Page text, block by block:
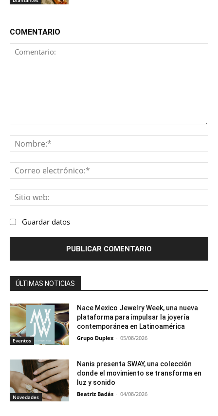
COMENTARIO
Guardar datos
ÚLTIMAS NOTICIAS
Eventos
Nace Mexico Jewelry Week, una nueva
plataforma para impulsar la joyería
contemporánea en Latinoamérica
Grupo Duplex - 05/08/2026
Novedades
Nanis presenta SWAY, una colección
donde el movimiento se transforma en
luz y sonido
Beatriz Badás - 04/08/2026